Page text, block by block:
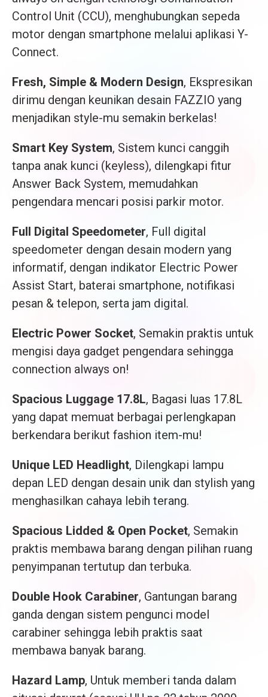
Control Unit (CCU), menghubungkan sepeda
motor dengan smartphone melalui aplikasi Y-
Connect.
Fresh, Simple & Modern Design, Ekspresikan
dirimu dengan keunikan desain FAZZIO yang
menjadikan style-mu semakin berkelas!
Smart Key System, Sistem kunci canggih
tanpa anak kunci (keyless), dilengkapi fitur
Answer Back System, memudahkan
pengendara mencari posisi parkir motor.
Full Digital Speedometer, Full digital
speedometer dengan desain modern yang
informatif, dengan indikator Electric Power
Assist Start, baterai smartphone, notifikasi
pesan & telepon, serta jam digital.
Electric Power Socket, Semakin praktis untuk
mengisi daya gadget pengendara sehingga
connection always on!
Spacious Luggage 17.8L, Bagasi luas 17.8L
yang dapat memuat berbagai perlengkapan
berkendara berikut fashion item-mu!
Unique LED Headlight, Dilengkapi lampu
depan LED dengan desain unik dan stylish yang
menghasilkan cahaya lebih terang.
Spacious Lidded & Open Pocket, Semakin
praktis membawa barang dengan pilihan ruang
penyimpanan tertutup dan terbuka.
Double Hook Carabiner, Gantungan barang
ganda dengan sistem pengunci model
carabiner sehingga lebih praktis saat
membawa banyak barang.
Hazard Lamp, Untuk memberi tanda dalam